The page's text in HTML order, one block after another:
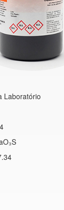
Laboratório